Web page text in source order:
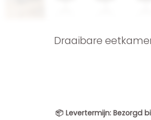
Draaibare
📦 Levertermijn: Bezorgd